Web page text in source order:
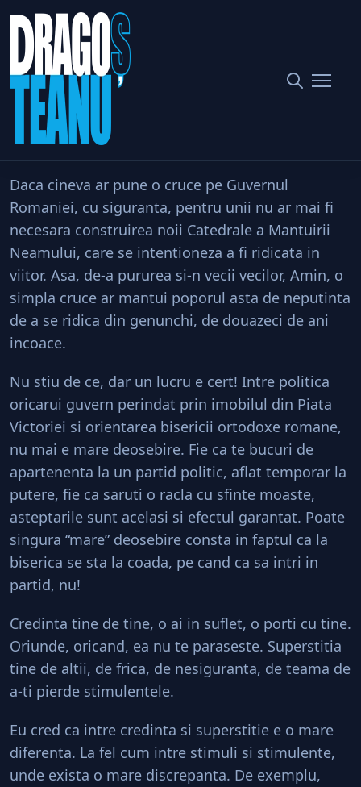
Home Societate
Politica si Sfintele Moaste
Distribuie
Daca cineva ar pune o cruce pe Guvernul
Romaniei, cu siguranta, pentru unii nu ar mai fi
necesara construirea noii Catedrale a Mantuirii
Neamului, care se intentioneza a fi ridicata in
viitor. Asa, de-a pururea si-n vecii vecilor, Amin, o
simpla cruce ar mantui poporul asta de neputinta
de a se ridica din genunchi, de douazeci de ani
incoace.
Nu stiu de ce, dar un lucru e cert! Intre politica
oricarui guvern perindat prin imobilul din Piata
Victoriei si orientarea bisericii ortodoxe romane,
nu mai e mare deosebire. Fie ca te bucuri de
apartenenta la un partid politic, aflat temporar la
putere, fie ca saruti o racla cu sfinte moaste,
asteptarile sunt acelasi si efectul garantat. Poate
singura “mare” deosebire consta in faptul ca la
biserica se sta la coada, pe cand ca sa intri in
partid, nu!
Credinta tine de tine, o ai in suflet, o porti cu tine.
Oriunde, oricand, ea nu te paraseste. Superstitia
tine de altii, de frica, de nesiguranta, de teama de
a-ti pierde stimulentele.
Eu cred ca intre credinta si superstitie e o mare
diferenta. La fel cum intre stimuli si stimulente,
unde exista o mare discrepanta. De exemplu,